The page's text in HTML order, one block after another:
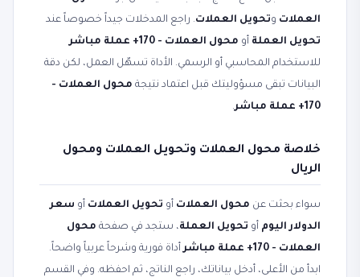
العملات وتحويل العملات. راجع المدخلات جيداً خصوصاً عند
تحويل العملة أو محول العملات - 170+ عملة مباشر
للاستخدام المحاسبي أو الرسمي. الأداة تسهّل العمل، لكن دقة
البيانات تبقى مسؤوليتك قبل اعتماد نتيجة محول العملات -
170+ عملة مباشر
.
خلاصة محول العملات وتحويل العملات ومحول
الريال
سواء بحثت عن محول العملات أو تحويل العملات أو سعر
الدولار اليوم أو تحويل العملة، ستجد في صفحة محول
العملات - 170+ عملة مباشر
أداة فورية وشرحاً عربياً واضحاً.
ابدأ من الأعلى، أدخل بياناتك، راجع الناتج، ثم احفظه. وفي القسم